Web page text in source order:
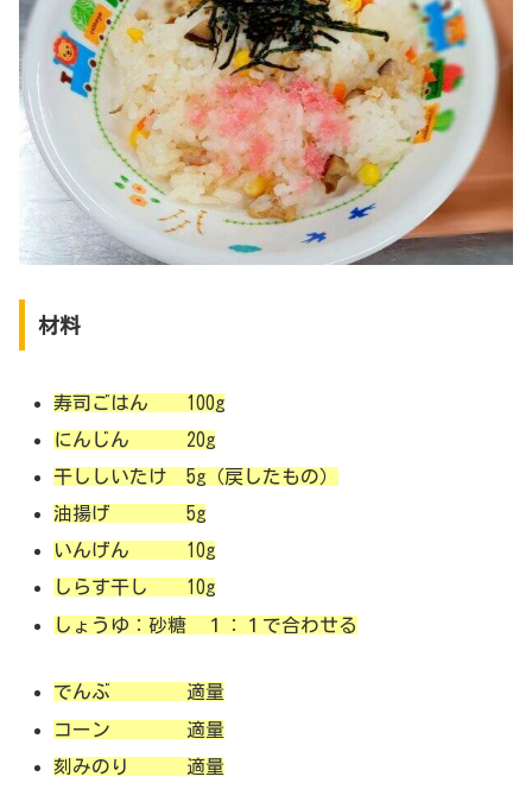
材料
寿司ごはん 100g
にんじん 20g
干ししいたけ 5g（戻したもの）
油揚げ 5g
いんげん 10g
しらす干し 10g
しょうゆ：砂糖 １：１で合わせる
でんぶ 適量
コーン 適量
刻みのり 適量